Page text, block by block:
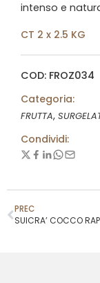
intenso e
CT 2 x 2.5 KG
COD: FROZ034
Categoria:
FRUTTA,
Condividi:
PREC
SUICRA’ COCCO